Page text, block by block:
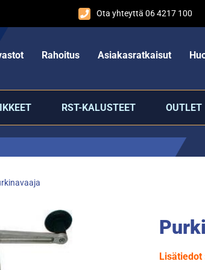
Ota yhteyttä 06 4217 100
Rahoitus Asiakasratkaisut
RST-KALUSTEET OUTLET
Lisätiedot